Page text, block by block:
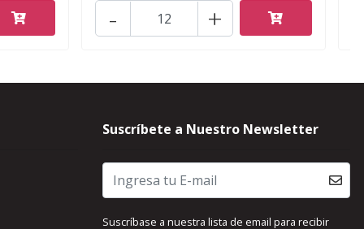
+
-
Suscríbete a Nuestro Newsletter
Suscríbase a nuestra lista de email para recibir